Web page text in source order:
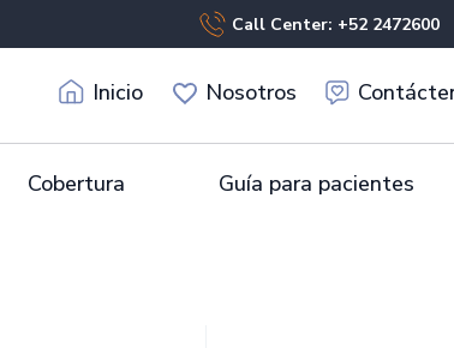
Call Center: +52 2472600
Inicio Nosotros
Cobertura Guía para pacientes